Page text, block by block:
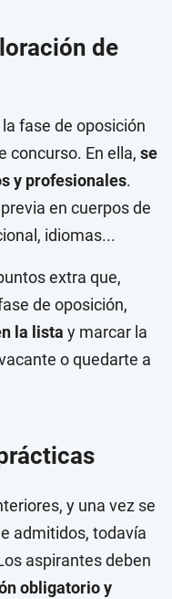
de
fase de oposición
concurso. En ella, se
y profesionales.
en cuerpos de
idiomas...
extra que,
de oposición,
la lista y marcar la
o quedarte a
y una vez se
admitidos, todavía
aspirantes deben
obligatorio y